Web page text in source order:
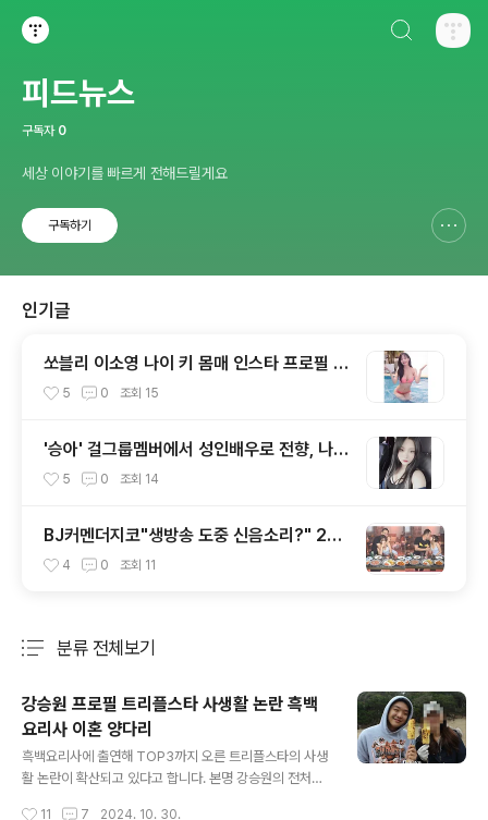
피드뉴스
구독자 0
세상 이야기를 빠르게 전해드릴게요
구독하기
인기글
쏘블리 이소영 나이 키 몸매 인스타 프로필 비
키니 성형 맥심
5 0 조회 15
'승아' 걸그룹멤버에서 성인배우로 전향, 나이
키 몸매 프로필 학력 바바 영화 모델 유튜브
5 0 조회 14
BJ커멘더지코"생방송 도중 신음소리?" 20
살 어린 여캠과 술먹방 하며 스킨십
4 0 조회 11
분류 전체보기
강승원 프로필 트리플스타 사생활 논란 흑백
요리사 이혼 양다리
흑백요리사에 출연해 TOP3까지 오른 트리플스타의 사생
활 논란이 확산되고 있다고 합니다. 본명 강승원의 전처와
11 7 2024. 10. 30.